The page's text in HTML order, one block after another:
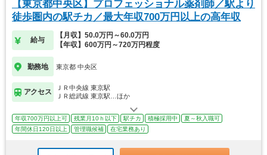
【東京都中央区】プロフェッショナル薬剤師／駅より
徒歩圏内の駅チカ／最大年収700万円以上の高年収
給与
【月収】50.0万円～60.0万円
【年収】600万円～720万円程度
勤務地 東京都 中央区
アクセス
ＪＲ中央線 東京駅
ＪＲ総武線 東京駅…ほか
年収700万円以上可 残業月10ｈ以下 駅チカ 積極採用中
夏～秋入職可
年間休日120日以上
管理職候補 在宅業務あり